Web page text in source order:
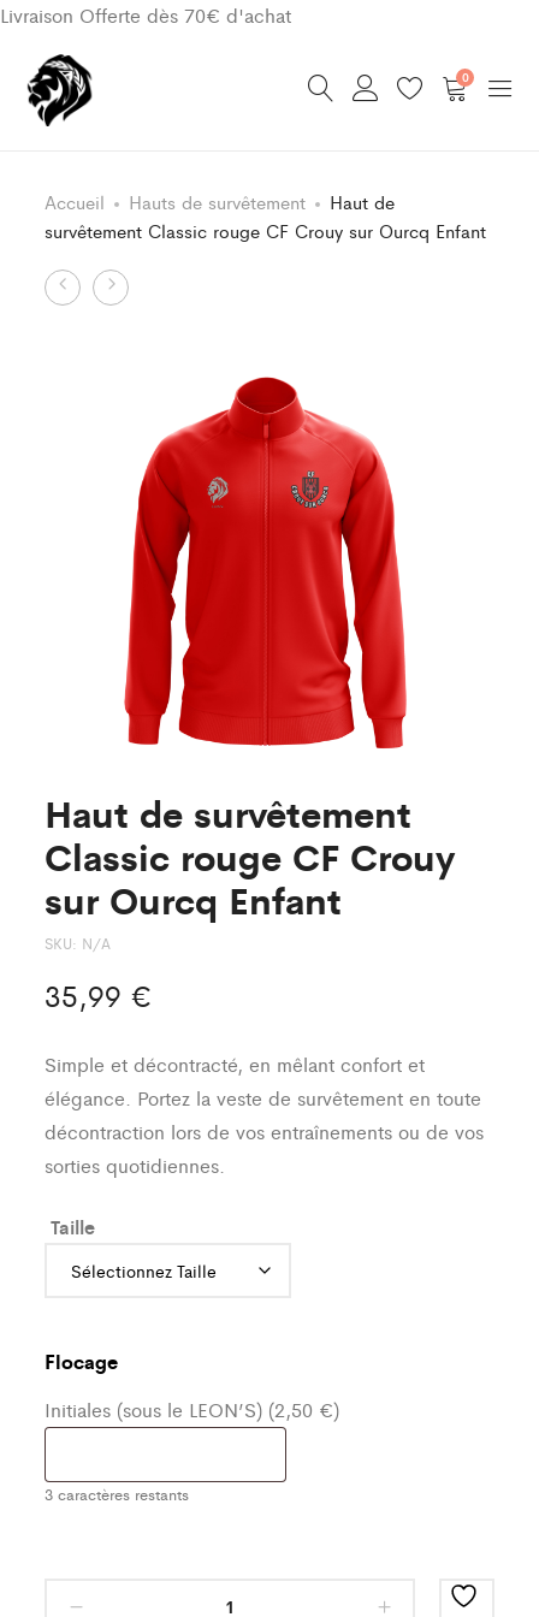
Livraison Offerte dès 70€ d'achat
0
Accueil Hauts de survêtement
Haut de
survêtement Classic rouge CF Crouy sur Ourcq Enfant
Product
Haut
Crouy
Ourcq
Sac
Crouy
Ourcq
Haut de survêtement
Classic rouge CF Crouy
sur Ourcq Enfant
SKU: N/A
35,99 €
Simple et décontracté, en mêlant confort et
élégance. Portez la veste de survêtement en toute
décontraction lors de vos entraînements ou de vos
sorties quotidiennes.
Taille
Flocage
Initiales (sous le LEON’S) (2,50 €)
3 caractères restants